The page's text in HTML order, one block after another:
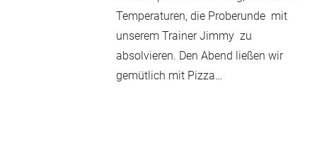
Temperaturen, die Proberunde mit
unserem Trainer Jimmy zu
absolvieren. Den Abend ließen wir
gemütlich mit Pizza…